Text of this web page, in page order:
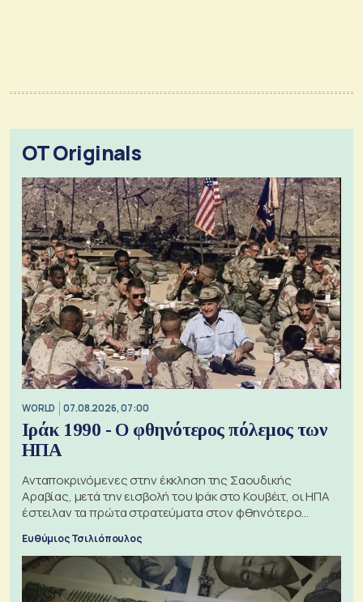
OT Originals
WORLD 07.08.2026, 07:00
Ιράκ 1990 - Ο φθηνότερος πόλεμος των
ΗΠΑ
Ανταποκρινόμενες στην έκκληση της Σαουδικής
Αραβίας, μετά την εισβολή του Ιράκ στο Κουβέιτ, οι ΗΠΑ
έστειλαν τα πρώτα στρατεύματα στον φθηνότερο
Ευθύμιος Τσιλιόπουλος